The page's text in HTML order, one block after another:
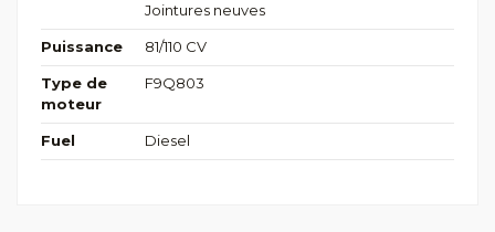
Jointures neuves
Puissance 81/110 CV
Type de
moteur
F9Q803
Fuel Diesel